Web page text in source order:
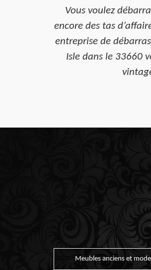
Vous voulez
encore des tas
entreprise de
Isle dans le 33660
Meubles anciens et